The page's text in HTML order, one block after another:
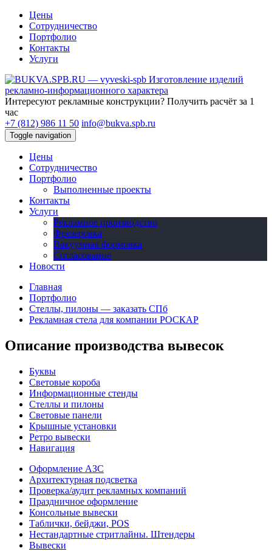
Цены
Сотрудничество
Портфолио
Контакты
Услуги
Изготовление изделий
рекламно-информационного характера
Интересуют рекламные конструкции? Получить расчёт за 1
час
+7 (812) 986 11 50 info@bukva.spb.ru
Toggle navigation
Цены
Сотрудничество
Портфолио
Выполненные проекты
Контакты
Услуги
Рекламное производство
Фрезеровка
Вакуумная формовка
Согласование
Новости
Главная
Портфолио
Стеллы, пилоны — заказать СПб
Рекламная стела для компании РОСКАР
Описание производства вывесок
Буквы
Световые короба
Информационные стенды
Стеллы и пилоны
Световые панели
Крышные установки
Ретро вывески
Навигация
Оформление АЗС
Архитектурная подсветка
Проверка/аудит рекламных компаний
Праздничное оформление
Консольные вывески
Таблички, бейджи, POS
Нестандартные стритлайны. Штендеры
Вывески